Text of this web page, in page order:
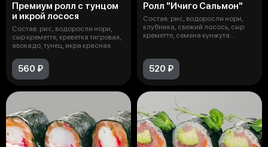
Премиум ролл с тунцом
и икрой лосося
Состав: рис, водоросли нори,
сыр креметте, креветка тигровая,
авокадо, тунец, икра красная
560 ₽
Ролл "Ичиго Сальмон"
Состав: рис, водоросли нори,
клубника, свежий лосось, сыр
креметте, семена кунжута
520 ₽